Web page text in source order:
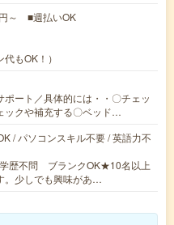
～ ■週払いOK
もOK！）
ート／具体的には・・〇チェッ
ックや補充する〇ベッド…
/ パソコンスキル不要 / 英語力不
歴不問 ブランクOK★10名以上
。少しでも興味があ…